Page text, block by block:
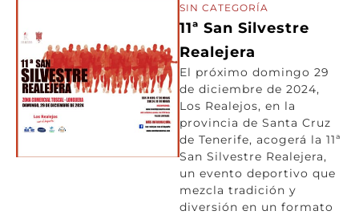
SIN CATEGORÍA
11ª San Silvestre
Realejera
El próximo domingo 29
de diciembre de 2024,
Los Realejos, en la
provincia de Santa Cruz
de Tenerife, acogerá la 11ª
San Silvestre Realejera,
un evento deportivo que
mezcla tradición y
diversión en un formato